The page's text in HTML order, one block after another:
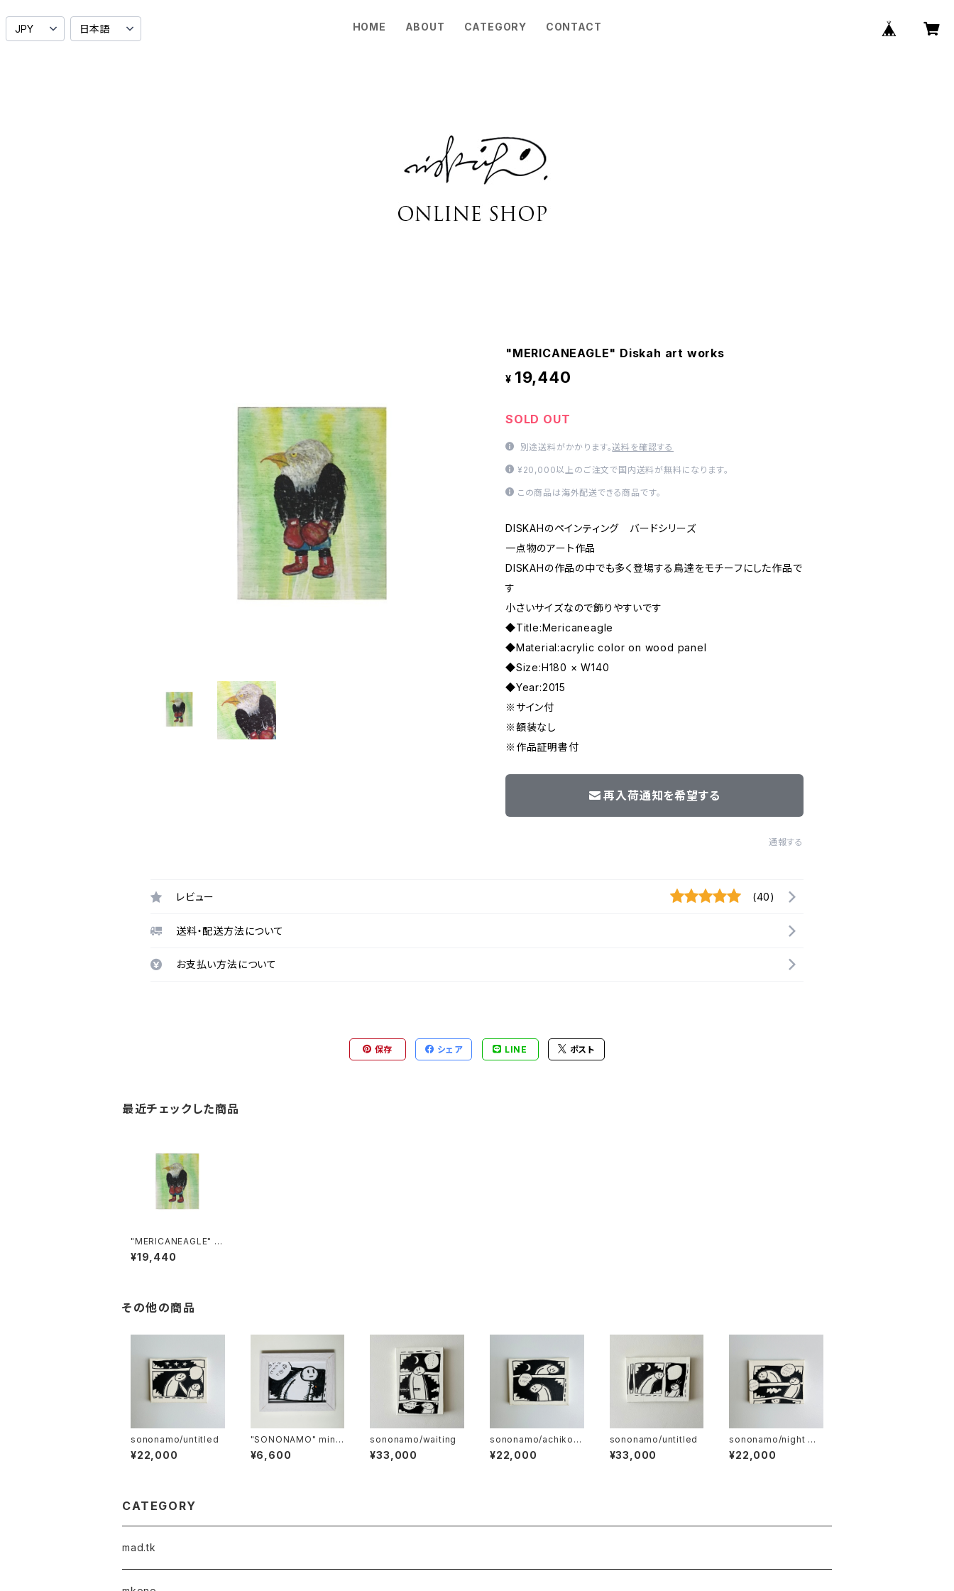
HOME ABOUT CATEGORY CONTACT
"MERICANEAGLE" Diskah art works
¥ 19,440
SOLD OUT
別途送料がかかります。送料を確認する
¥20,000以上のご注文で国内送料が無料になります。
この商品は海外配送できる商品です。
DISKAHのペインティング バードシリーズ
一点物のアート作品
DISKAHの作品の中でも多く登場する鳥達をモチーフにした作品で
す
小さいサイズなので飾りやすいです
◆Title:Mericaneagle
◆Material:acrylic color on wood panel
◆Size:H180 × W140
◆Year:2015
※サイン付
※額装なし
※作品証明書付
再入荷通知を希望する
通報する
レビュー (40)
送料・配送方法について
お支払い方法について
保存 シェア LINE ポスト
最近チェックした商品
"MERICANEAGLE" Di
skah art works
¥19,440
その他の商品
sononamo/untitled
¥22,000
"SONONAMO" mini
series
¥6,600
sononamo/waiting
¥33,000
sononamo/achikoc
hi
¥22,000
sononamo/untitled
¥33,000
sononamo/night wa
lking
¥22,000
CATEGORY
mad.tk